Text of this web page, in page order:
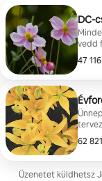
DC-
vedd
az
47
47
,
62
62
,
Üzenetet küldhetsz